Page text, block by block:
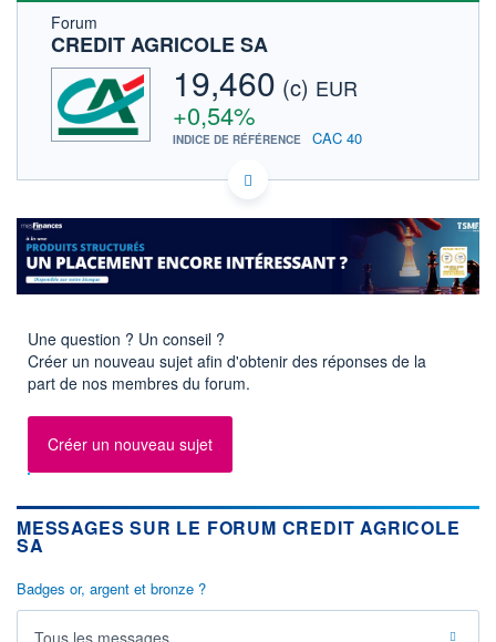
PRODUITS DE BOURSE
FORUM
HISTORIQUE
ACTIONNAIRES
Forum
CREDIT AGRICOLE SA
19,460 (c) EUR
+0,54%
INDICE DE RÉFÉRENCE CAC 40
EURONEXT PARIS DONNÉES TEMPS RÉEL
Politique d'exécution
Cotation sur les autres places
19,8
Banques
OUVERTURE
19,405
CLÔTURE VEILLE
19,355
VOLUME
3 576 941
CAPITAL ÉCHANGÉ
Une question ? Un conseil ?
Créer un nouveau sujet afin d'obtenir des réponses de la
part de nos membres du forum.
Créer un nouveau sujet
MESSAGES SUR LE FORUM CREDIT AGRICOLE
SA
Badges or, argent et bronze ?
Tous les messages